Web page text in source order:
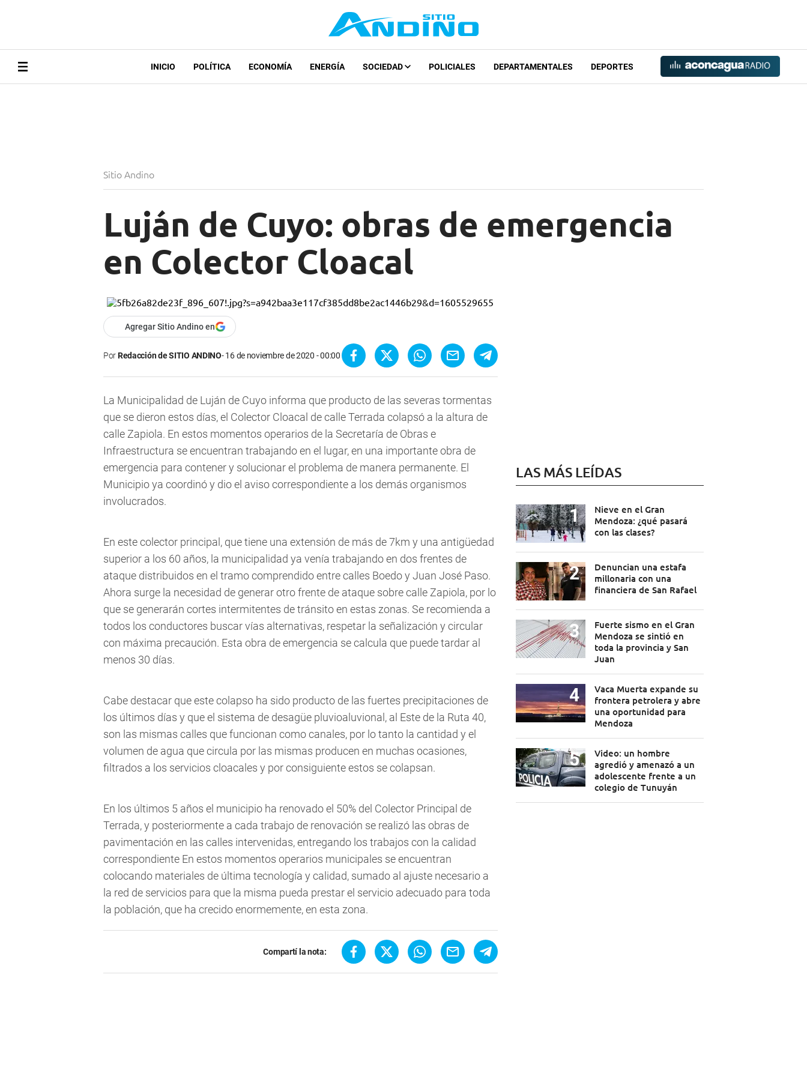
INICIO POLÍTICA ECONOMÍA ENERGÍA SOCIEDAD POLICIALES DEPARTAMENTALES DEPORTES
Sitio Andino
Luján de Cuyo: obras de emergencia
en Colector Cloacal
Agregar Sitio Andino en
PorRedacción de SITIO ANDINO 16 de noviembre de 2020 - 00:00
La Municipalidad de Luján de Cuyo informa que producto de las severas tormentas
que se dieron estos días, el Colector Cloacal decalle Terrada colapsó a la altura de
calle Zapiola. En estos momentos operarios de la Secretaría de Obras e
Infraestructura se encuentran trabajando en el lugar, en una importante obra de
emergencia para contener y solucionar el problema de manera permanente. El
Municipio ya coordinó y dio el aviso correspondiente a los demás organismos
involucrados.
En este colector principal, que tiene una extensión de más de 7km y una antigüedad
superior a los 60 años, la municipalidad ya venía trabajando en dos frentes de
ataque distribuidos en el tramo comprendido entre calles Boedo y Juan José Paso.
Ahora surge la necesidad de generar otro frente de ataque sobre calle Zapiola, por lo
que se generarán cortes intermitentes de tránsito en estas zonas. Se recomienda a
todos los conductores buscar vías alternativas, respetar la señalización y circular
con máxima precaución. Esta obra de emergencia se calcula que puede tardar al
menos 30 días.
Cabe destacar que este colapso ha sido producto de las fuertes precipitaciones de
los últimos días y que el sistema de desagüe pluvioaluvional, al Este de la Ruta 40,
son las mismas calles que funcionan como canales, por lo tanto la cantidad y el
volumen de agua que circula por las mismas producen en muchas ocasiones,
filtrados a los servicios cloacales y por consiguiente estos se colapsan.
En los últimos 5 años el municipio ha renovado el 50% del Colector Principal de
Terrada, y posteriormente a cada trabajo de renovación se realizó las obras de
pavimentación en las calles intervenidas, entregando los trabajos con la calidad
correspondiente En estos momentos operarios municipales se encuentran
colocando materiales de última tecnología y calidad, sumado al ajuste necesario a
la red de servicios para que la misma pueda prestar el servicio adecuado para toda
la población, que ha crecido enormemente, en esta zona.
Compartí la nota:
LAS MÁS LEÍDAS
Nieve en el Gran
Mendoza: ¿qué pasará
con las clases?
Denuncian una estafa
millonaria con una
financiera de San Rafael
Fuerte sismo en el Gran
Mendoza se sintió en
toda la provincia y San
Juan
Vaca Muerta expande su
frontera petrolera y abre
una oportunidad para
Mendoza
Video: un hombre
agredió y amenazó a un
adolescente frente a un
colegio de Tunuyán